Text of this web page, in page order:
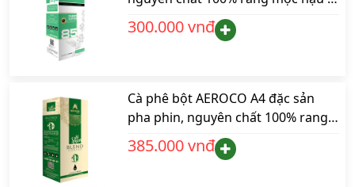
ngọt thơm quyến rũ, hộp 250gr
300.000 vnđ
Cà phê bột AEROCO A4 đặc sản
pha phin, nguyên chất 100% rang
mộc hậu vị ngọt thơm quyến rũ,
hộp 250gr
385.000 vnđ